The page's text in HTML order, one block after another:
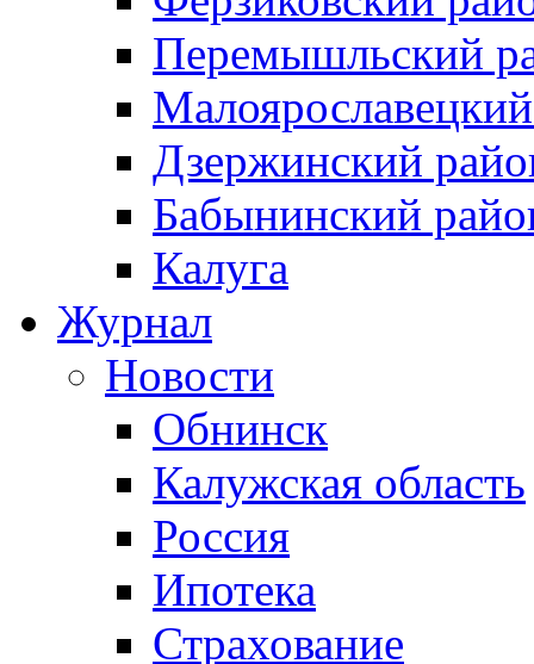
Перемышльский
Дзержинский
Бабынинский
Калуга
Журнал
Новости
Обнинск
Калужская область
Россия
Ипотека
Страхование